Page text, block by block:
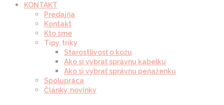
KONTAKT
Predajňa
Kontakt
Kto sme
Tipy, triky
Starostlivosť o kožu
Ako si vybrať správnu kabelku
Ako si vybrať správnu peňaženku
Spolupráca
Články, novinky